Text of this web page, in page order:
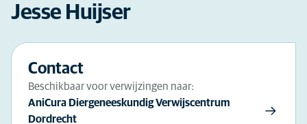
Jesse Huijser
Contact
Beschikbaar voor verwijzingen naar:
AniCura Diergeneeskundig Verwijscentrum
Dordrecht